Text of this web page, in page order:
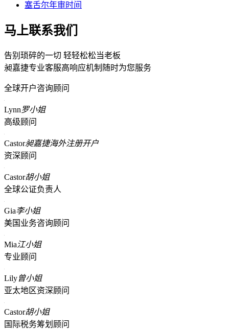
塞舌尔年审时间
马上联系我们
告别琐碎的一切 轻轻松松当老板
昶嘉捷专业客服高响应机制随时为您服务
全球开户咨询顾问
Lynn罗小姐
高级顾问
Castor昶嘉捷海外注册开户
资深顾问
Castor胡小姐
全球公证负责人
Gia李小姐
美国业务咨询顾问
Mia江小姐
专业顾问
Lily曾小姐
亚太地区资深顾问
Castor胡小姐
国际税务筹划顾问